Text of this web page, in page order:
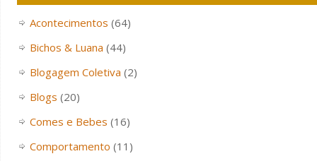
Acontecimentos (64)
Bichos & Luana (44)
Blogagem Coletiva (2)
Blogs (20)
Comes e Bebes (16)
Comportamento (11)